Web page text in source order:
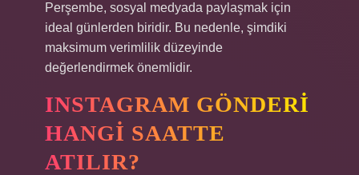
Perşembe, sosyal medyada paylaşmak için
ideal günlerden biridir. Bu nedenle, şimdiki
maksimum verimlilik düzeyinde
değerlendirmek önemlidir.
INSTAGRAM GÖNDERI
HANGI SAATTE
ATILIR?